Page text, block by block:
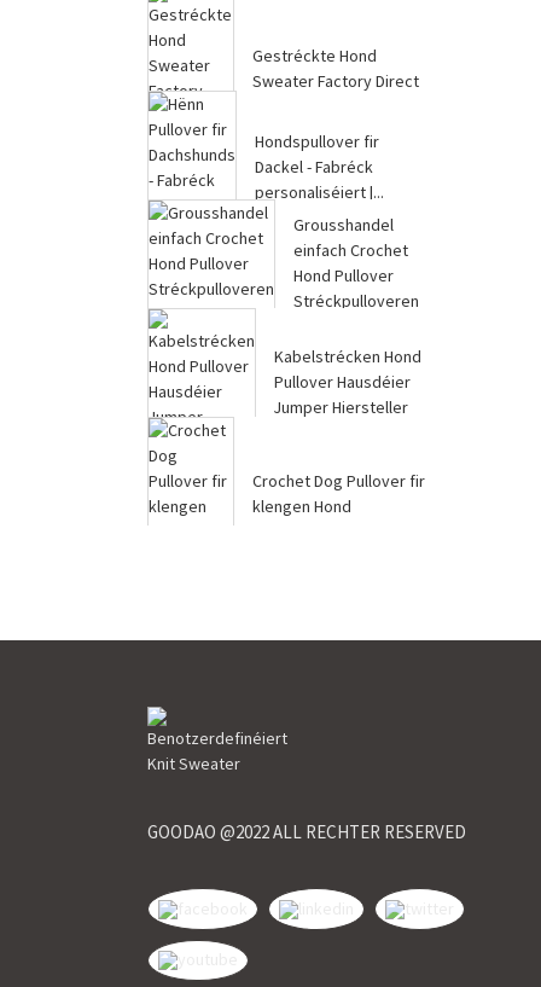
Gestréckte Hond
Sweater Factory Direct
Hondspullover fir
Dackel - Fabréck
personaliséiert |...
Grousshandel
einfach Crochet
Hond Pullover
Stréckpulloveren
Kabelstrécken Hond
Pullover Hausdéier
Jumper Hiersteller
Crochet Dog Pullover fir
klengen Hond
GOODAO @2022 ALL RECHTER RESERVED